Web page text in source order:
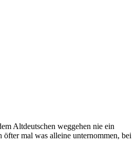
Altdeutschen weggehen nie ein
mal was alleine unternommen, bei